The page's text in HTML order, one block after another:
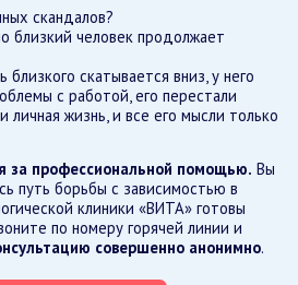
скандалов?
близкий человек продолжает
близкого скатывается вниз, у него
с работой, его перестали
личная жизнь, и все его мысли только
за профессиональной помощью. Вы
путь борьбы с зависимостью в
клиники «ВИТА» готовы
по номеру горячей линии и
совершенно анонимно.